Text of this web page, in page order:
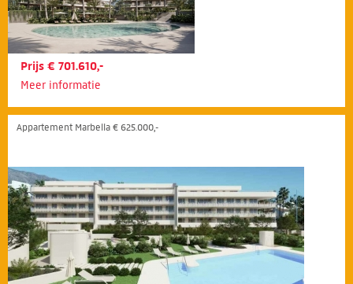
Prijs € 701.610,-
Meer informatie
Appartement Marbella € 625.000,-